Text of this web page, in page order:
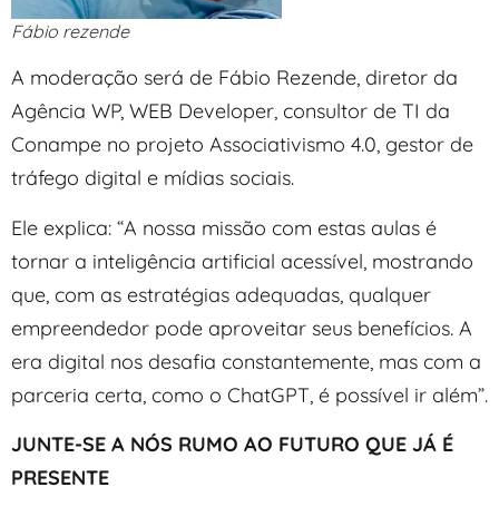
Fábio rezende
A moderação será de Fábio Rezende, diretor da
Agência WP, WEB Developer, consultor de TI da
Conampe no projeto Associativismo 4.0, gestor de
tráfego digital e mídias sociais.
Ele explica: “A nossa missão com estas aulas é
tornar a inteligência artificial acessível, mostrando
que, com as estratégias adequadas, qualquer
empreendedor pode aproveitar seus benefícios. A
era digital nos desafia constantemente, mas com a
parceria certa, como o ChatGPT, é possível ir além”.
JUNTE-SE A NÓS RUMO AO FUTURO QUE JÁ É
PRESENTE